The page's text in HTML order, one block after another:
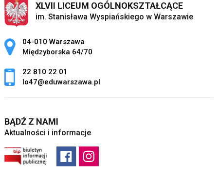
XLVII LICEUM OGÓLNOKSZTAŁCĄCE
im. Stanisława Wyspiańskiego w Warszawie
Adres pocztowy:
04-010 Warszawa
Międzyborska 64/70
22 810 22 01
lo47@eduwarszawa.pl
BĄDŹ Z NAMI
Aktualności i informacje